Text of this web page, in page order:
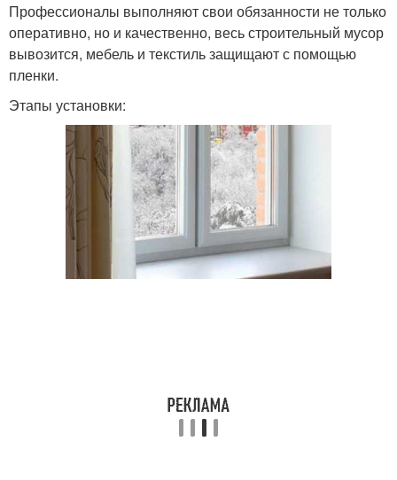
Профессионалы выполняют свои обязанности не только
оперативно, но и качественно, весь строительный мусор
вывозится, мебель и текстиль защищают с помощью
пленки.
Этапы установки: